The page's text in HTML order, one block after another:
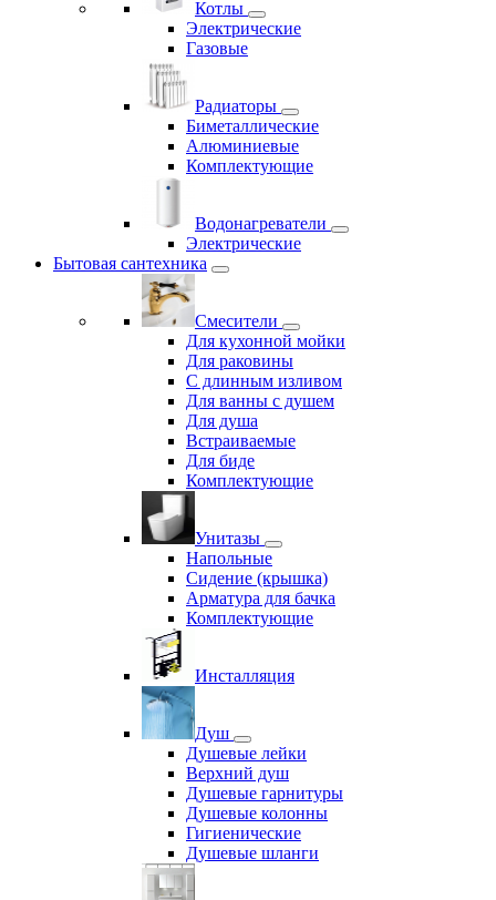
Котлы
Электрические
Газовые
Радиаторы
Биметаллические
Алюминиевые
Комплектующие
Водонагреватели
Электрические
Бытовая сантехника
Смесители
Для кухонной мойки
Для раковины
С длинным изливом
Для ванны с душем
Для душа
Встраиваемые
Для биде
Комплектующие
Унитазы
Напольные
Сидение (крышка)
Арматура для бачка
Комплектующие
Инсталляция
Душ
Душевые лейки
Верхний душ
Душевые гарнитуры
Душевые колонны
Гигиенические
Душевые шланги